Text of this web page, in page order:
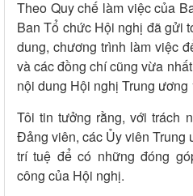
Theo Quy chế làm việc của
Ban Tổ chức Hội nghị đã gửi
dung, chương trình làm việc
và các đồng chí cũng vừa
nội dung Hội nghị Trung ương
Tôi tin tưởng rằng, với trách
Đảng viên, các Ủy viên Trung
trí tuệ để có những đóng
công của Hội nghị.